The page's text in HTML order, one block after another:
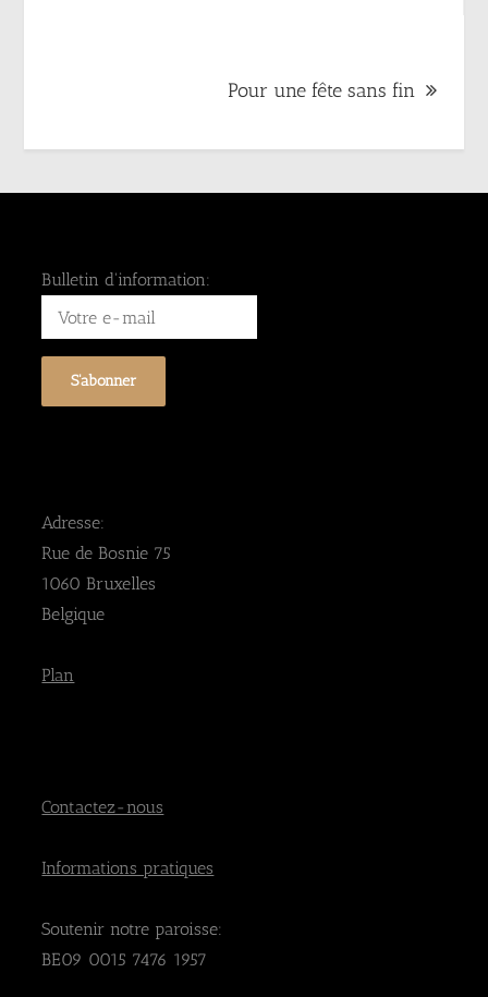
Pour une fête sans fin
Bulletin d'information:
Adresse:
Rue de Bosnie 75
1060 Bruxelles
Belgique
Plan
Contactez-nous
Informations pratiques
Soutenir notre paroisse:
BE09 0015 7476 1957